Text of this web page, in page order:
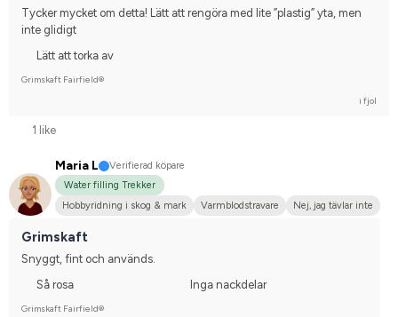
Tycker mycket om detta! Lätt att rengöra med lite ”plastig” yta, men
inte glidigt
Lätt att torka av
Grimskaft Fairfield®
i fjol
1 like
Maria L
Verifierad köpare
Water filling Trekker
Hobbyridning i skog & mark
Varmblodstravare Nej, jag tävlar inte
Grimskaft
Snyggt, fint och används.
Så rosa
Inga nackdelar
Grimskaft Fairfield®